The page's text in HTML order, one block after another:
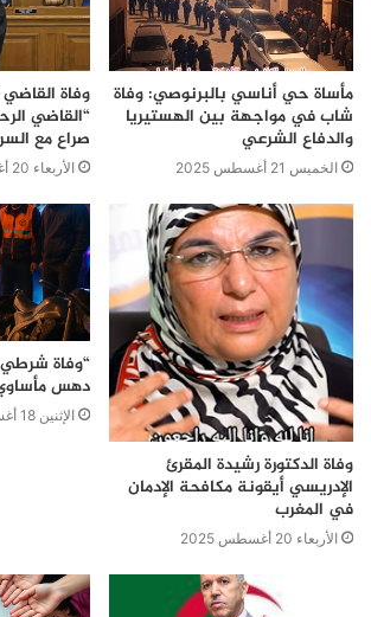
مأساة حي أناسي بالبرنوصي: وفاة
شاب في مواجهة بين الهستيريا
والدفاع الشرعي
الخميس 21 أغسطس 2025
وفاة القاضي
صراع مع
الأربعاء 20 أغسطس 2025
وفاة الدكتورة رشيدة المقرئ
الإدريسي أيقونة مكافحة الإدمان
في المغرب
الأربعاء 20 أغسطس 2025
“وفاة
دهس
الإثنين 18 أغسطس 2025